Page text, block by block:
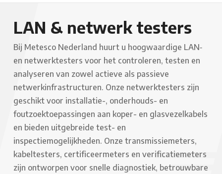
LAN & netwerk testers
Bij Metesco Nederland huurt u hoogwaardige LAN‑
en netwerktesters voor het controleren, testen en
analyseren van zowel actieve als passieve
netwerkinfrastructuren. Onze netwerktesters zijn
geschikt voor installatie-, onderhouds- en
foutzoektoepassingen aan koper- en glasvezelkabels
en bieden uitgebreide test- en
inspectiemogelijkheden. Onze transmissiemeters,
kabeltesters, certificeermeters en verificatiemeters
zijn ontworpen voor snelle diagnostiek, betrouwbare